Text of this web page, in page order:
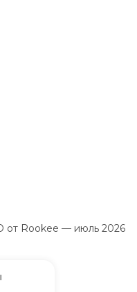
от Rookee — июль 2026